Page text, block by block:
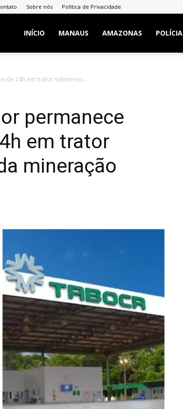
Sobre nós Política de Privacidade
INÍCIO MANAUS AMAZONAS POLÍCIA
de 24h em trator submerso...
permanece
em trator
mineração